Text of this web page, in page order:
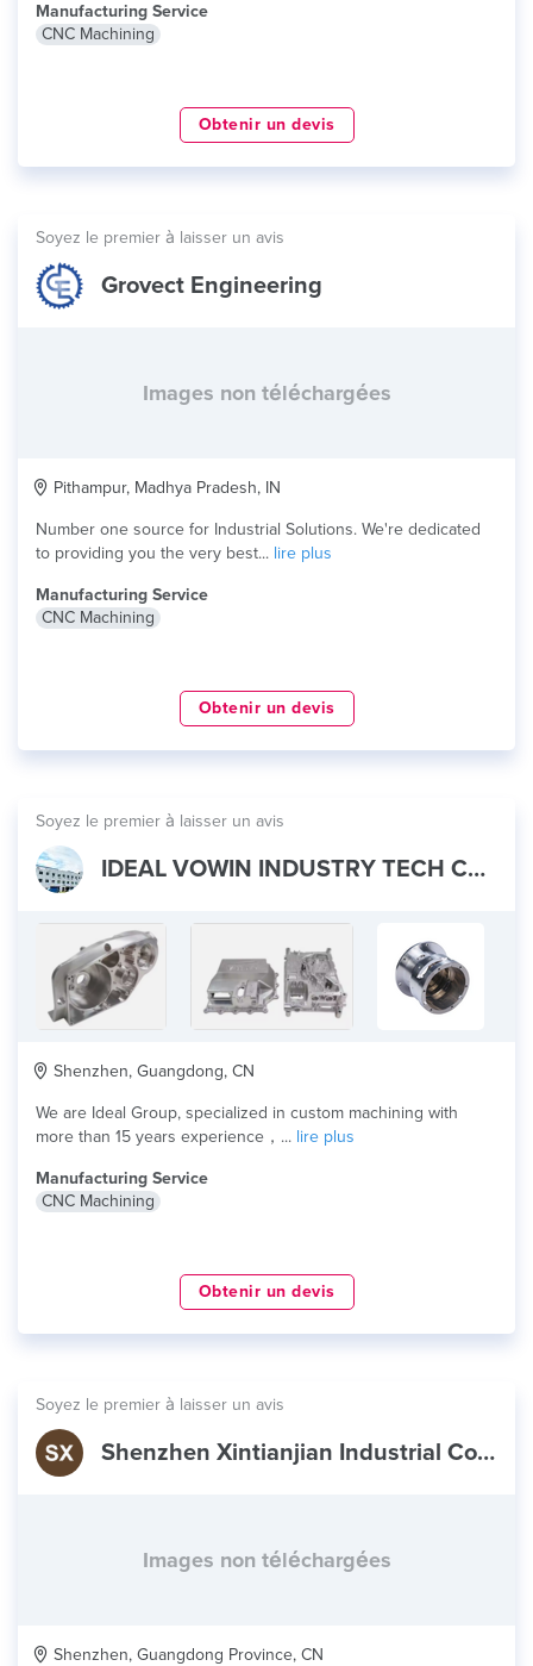
Manufacturing Service
CNC Machining
Obtenir un devis
Soyez le premier à laisser un avis
Grovect Engineering
Images non téléchargées
Pithampur, Madhya Pradesh, IN
Number one source for Industrial Solutions. We're dedicated
to providing you the very best... lire plus
Manufacturing Service
CNC Machining
Obtenir un devis
Soyez le premier à laisser un avis
IDEAL VOWIN INDUSTRY TECH CO., LTD
Shenzhen, Guangdong, CN
We are Ideal Group, specialized in custom machining with
more than 15 years experience，... lire plus
Manufacturing Service
CNC Machining
Obtenir un devis
Soyez le premier à laisser un avis
Shenzhen Xintianjian Industrial Co.,Ltd.
Images non téléchargées
Shenzhen, Guangdong Province, CN